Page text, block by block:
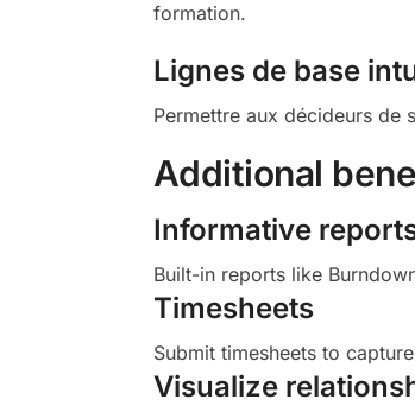
formation.
Lignes de base
Permettre aux décideurs de
Additional
Informative
Built-in reports like
Timesheets
Submit timesheets to
Visualize